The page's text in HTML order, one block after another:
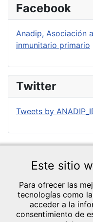
Facebook
Anadip, Asociación
inmunitario primario
Twitter
Tweets by
Este sitio
Para ofrecer las
tecnologías como
acceder a la
consentimiento de